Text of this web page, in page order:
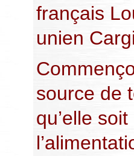
français
unien
source de
qu’elle